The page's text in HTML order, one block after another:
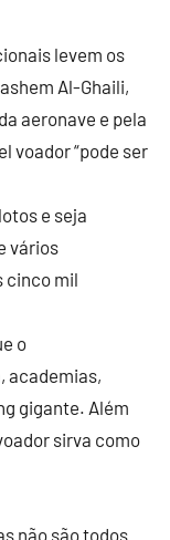
levem os
Al-Ghaili,
aeronave e pela
voador “pode ser
e seja
vários
cinco mil
o
academias,
gigante. Além
sirva como
não são todos